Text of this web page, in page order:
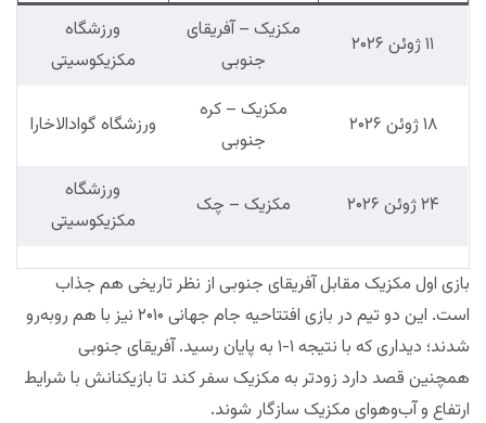
۱۱ ژوئن ۲۰۲۶
مکزیک – آفریقای
جنوبی
ورزشگاه
مکزیکوسیتی
۱۸ ژوئن ۲۰۲۶
مکزیک – کره
جنوبی
ورزشگاه گوادالاخارا
۲۴ ژوئن ۲۰۲۶ مکزیک – چک
ورزشگاه
مکزیکوسیتی
بازی اول مکزیک مقابل آفریقای جنوبی از نظر تاریخی هم جذاب
است. این دو تیم در بازی افتتاحیه جام جهانی ۲۰۱۰ نیز با هم روبه‌رو
شدند؛ دیداری که با نتیجه ۱-۱ به پایان رسید. آفریقای جنوبی
همچنین قصد دارد زودتر به مکزیک سفر کند تا بازیکنانش با شرایط
ارتفاع و آب‌وهوای مکزیک سازگار شوند.